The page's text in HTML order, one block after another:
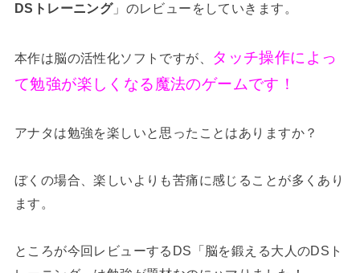
DSトレーニング」のレビューをしていきます。
本作は脳の活性化ソフトですが、
タッチ操作によっ
て勉強が楽しくなる魔法のゲームです！
アナタは勉強を楽しいと思ったことはありますか？
ぼくの場合、楽しいよりも苦痛に感じることが多くあり
ます。
ところが今回レビューするDS「脳を鍛える大人のDSト